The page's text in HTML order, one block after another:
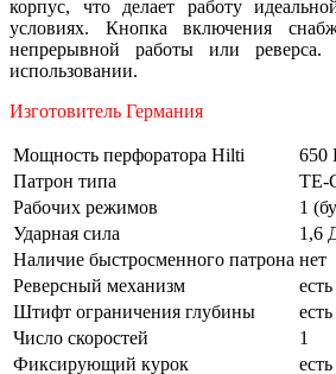
корпус, что делает работу
условиях. Кнопка включения
непрерывной работы или
использовании.
Изготовитель Германия
Мощность перфоратора Hilti
650
Патрон типа
TE-
Рабочих режимов
1
Ударная сила
1,6
Наличие быстросменного патрона нет
Реверсный механизм
есть
Штифт ограничения глубины
есть
Число скоростей
1
Фиксирующий курок
есть